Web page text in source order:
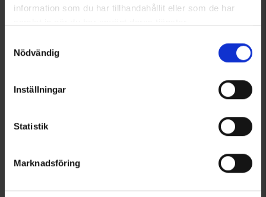
information som du har tillhandahållit eller som de har
Nödvändig
Inställningar
Statistik
Marknadsföring
Bewertung: 4.5 von 5 Sternen